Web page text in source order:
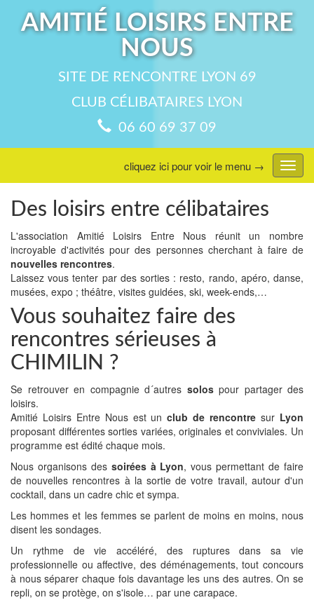
AMITIÉ LOISIRS ENTRE
NOUS
SITE DE RENCONTRE LYON 69
CLUB CÉLIBATAIRES LYON
06 60 69 37 09
menu
cliquez ici pour voir le menu →
Des loisirs entre célibataires
L'association Amitié Loisirs Entre Nous réunit un nombre
incroyable d'activités pour des personnes cherchant à faire de
nouvelles rencontres.
Laissez vous tenter par des sorties : resto, rando, apéro, danse,
musées, expo ; théâtre, visites guidées, ski, week-ends,…
Vous souhaitez faire des
rencontres sérieuses à
CHIMILIN ?
Se retrouver en compagnie d´autres solospour partager des
loisirs.
Amitié Loisirs Entre Nous est unclub de rencontre sur Lyon
proposant différentes sorties variées, originales et conviviales. Un
programme est édité chaque mois.
Nous organisons des soirées à Lyon, vous permettant de faire
de nouvelles rencontres à la sortie de votre travail, autour d'un
cocktail, dans un cadre chic et sympa.
Les hommes et les femmes se parlent de moins en moins, nous
disent les sondages.
Un rythme de vie accéléré, des ruptures dans sa vie
professionnelle ou affective, des déménagements, tout concours
à nous séparer chaque fois davantage les uns des autres. On se
repli, on se protège, on s'isole… par une carapace.